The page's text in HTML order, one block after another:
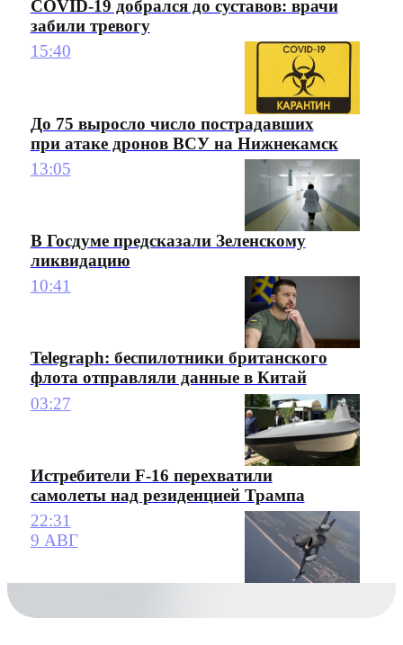
COVID-19 добрался до суставов: врачи
забили тревогу
15:40
До 75 выросло число пострадавших
при атаке дронов ВСУ на Нижнекамск
13:05
В Госдуме предсказали Зеленскому
ликвидацию
10:41
Telegraph: беспилотники британского
флота отправляли данные в Китай
03:27
Истребители F-16 перехватили
самолеты над резиденцией Трампа
22:31
9 АВГ